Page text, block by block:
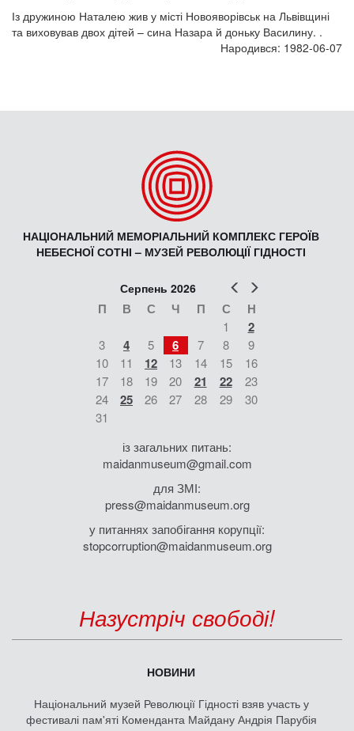
Із дружиною Наталею жив у місті Новояворівськ на Львівщині
та виховував двох дітей – сина Назара й доньку Василину. .
Народився: 1982-06-07
НАЦІОНАЛЬНИЙ МЕМОРІАЛЬНИЙ КОМПЛЕКС ГЕРОЇВ
НЕБЕСНОЇ СОТНІ – МУЗЕЙ РЕВОЛЮЦІЇ ГІДНОСТІ
Попер
Серпень 2026
П В С Ч П С Н
1 2
3 4 5 6 7 8
9
10
11 12 13 14 15
16
17
18 19 20 21 22
23
24
25 26 27 28 29
30
31
із загальних питань:
maidanmuseum@gmail.com
для ЗМІ:
press@maidanmuseum.org
у питаннях запобігання корупції:
stopcorruption@maidanmuseum.org
Назустріч свободі!
НОВИНИ
Національний музей Революції Гідності взяв участь у
фестивалі пам'яті Коменданта Майдану Андрія Парубія